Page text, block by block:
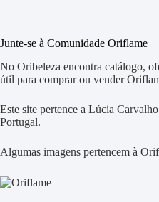
Junte-se à Comunidade Oriflame
No Oribeleza encontra catálogo,
útil para comprar ou vender
Este site pertence a Lúcia
Portugal.
Algumas imagens pertencem à